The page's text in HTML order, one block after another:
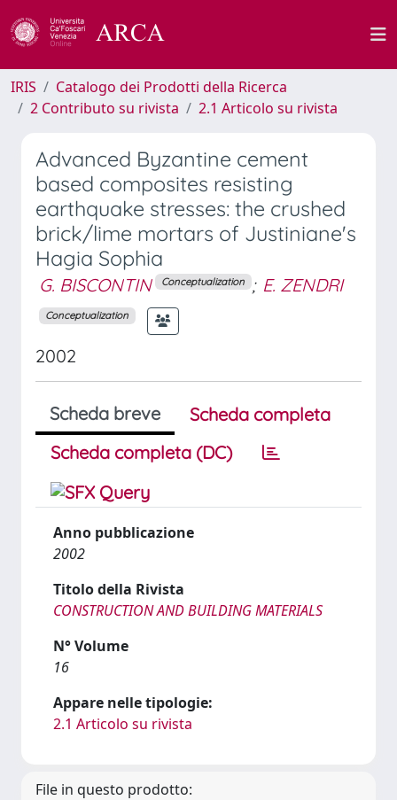
IRIS
Catalogo dei Prodotti della Ricerca
2 Contributo su rivista
2.1 Articolo su rivista
Advanced Byzantine cement
based composites resisting
earthquake stresses: the crushed
brick/lime mortars of Justiniane's
Hagia Sophia
G. BISCONTIN Conceptualization ; E. ZENDRI
Conceptualization
2002
Scheda breve
Scheda completa
Scheda completa (DC)
Anno pubblicazione
2002
Titolo della Rivista
CONSTRUCTION AND BUILDING MATERIALS
N° Volume
16
Appare nelle tipologie:
2.1 Articolo su rivista
File in questo prodotto: